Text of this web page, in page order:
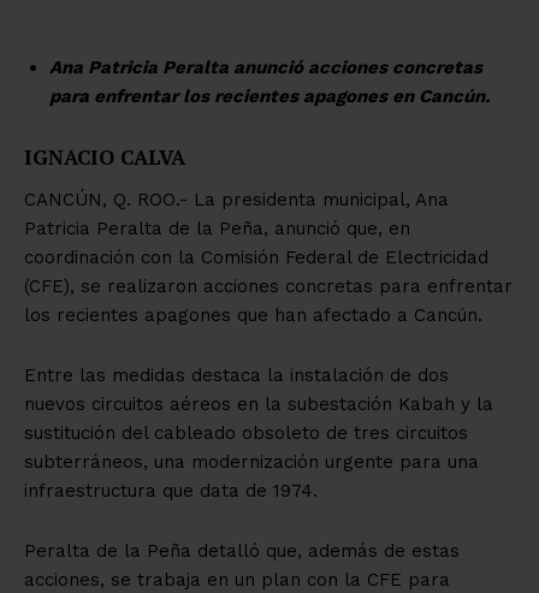
Ana Patricia Peralta anunció acciones concretas
para enfrentar los recientes apagones en Cancún.
IGNACIO CALVA
CANCÚN, Q. ROO.- La presidenta municipal, Ana
Patricia Peralta de la Peña, anunció que, en
coordinación con la Comisión Federal de Electricidad
(CFE), se realizaron acciones concretas para enfrentar
los recientes apagones que han afectado a Cancún.
Entre las medidas destaca la instalación de dos
nuevos circuitos aéreos en la subestación Kabah y la
sustitución del cableado obsoleto de tres circuitos
subterráneos, una modernización urgente para una
infraestructura que data de 1974.
Peralta de la Peña detalló que, además de estas
acciones, se trabaja en un plan con la CFE para